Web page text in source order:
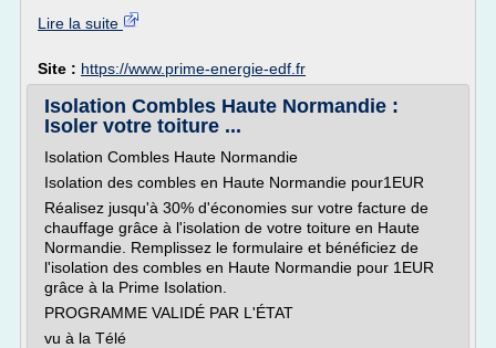
Lire la suite
Site : https://www.prime-energie-edf.fr
Isolation Combles Haute Normandie :
Isoler votre toiture ...
Isolation Combles Haute Normandie
Isolation des combles en Haute Normandie pour1EUR
Réalisez jusqu'à 30% d'économies sur votre facture de
chauffage grâce à l'isolation de votre toiture en Haute
Normandie. Remplissez le formulaire et bénéficiez de
l'isolation des combles en Haute Normandie pour 1EUR
grâce à la Prime Isolation.
PROGRAMME VALIDÉ PAR L'ÉTAT
vu à la Télé